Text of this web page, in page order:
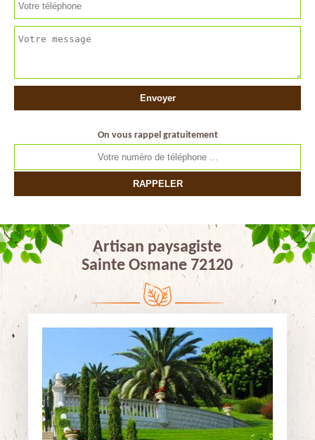
On vous rappel gratuitement
Artisan paysagiste
Sainte Osmane 72120